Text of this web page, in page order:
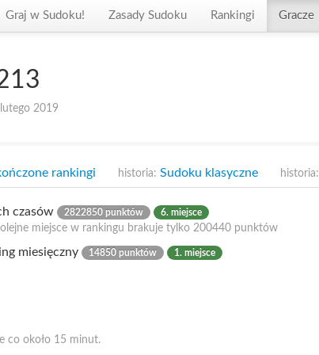
Graj w Sudoku! Zasady Sudoku Rankingi Gracze
lutego 2019
rankingi historia: Sudoku klasyczne historia:
czasów 2822850 punktów 6. miejsce
miejsce w rankingu brakuje tylko 200440 punktów
miesięczny 14850 punktów 1. miejsce
co około 15 minut.